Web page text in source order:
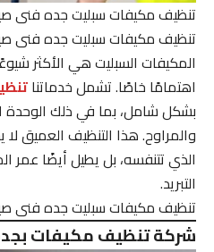
تنظيف مكيفات سبليت جده فنى صيانة
المكيفات السبليت هي الأكثر
اهتمامًا خاصًا. تشمل خدماتنا
بشكل شامل، بما في ذلك الوحدة
والمراوح. هذا التنظيف العميق
الذي تتنفسه، بل يطيل أيضًا
التبريد.
تنظيف مكيفات سبليت جده فنى
شركة تنظيف مكيفات